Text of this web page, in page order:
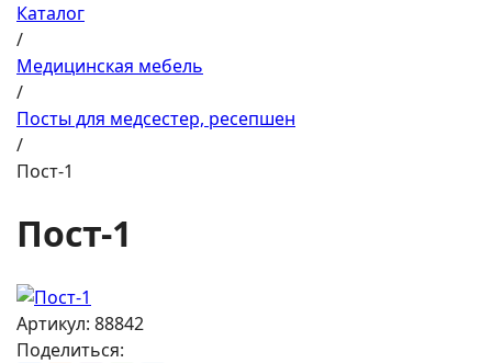
Каталог
/
Медицинская мебель
/
Посты для медсестер, ресепшен
/
Пост-1
Пост-1
Артикул: 88842
Поделиться: